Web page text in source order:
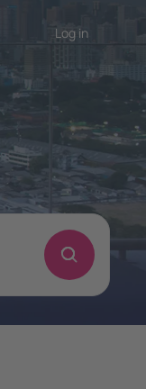
Log in